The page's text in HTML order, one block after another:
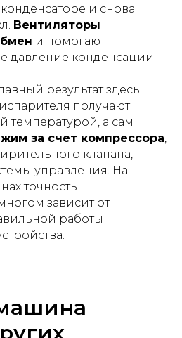
и снова
Вентиляторы
и помогают
давление конденсации.
результат здесь
получают
температурой, а сам
за счет компрессора
клапана,
управления. На
точность
зависит от
работы